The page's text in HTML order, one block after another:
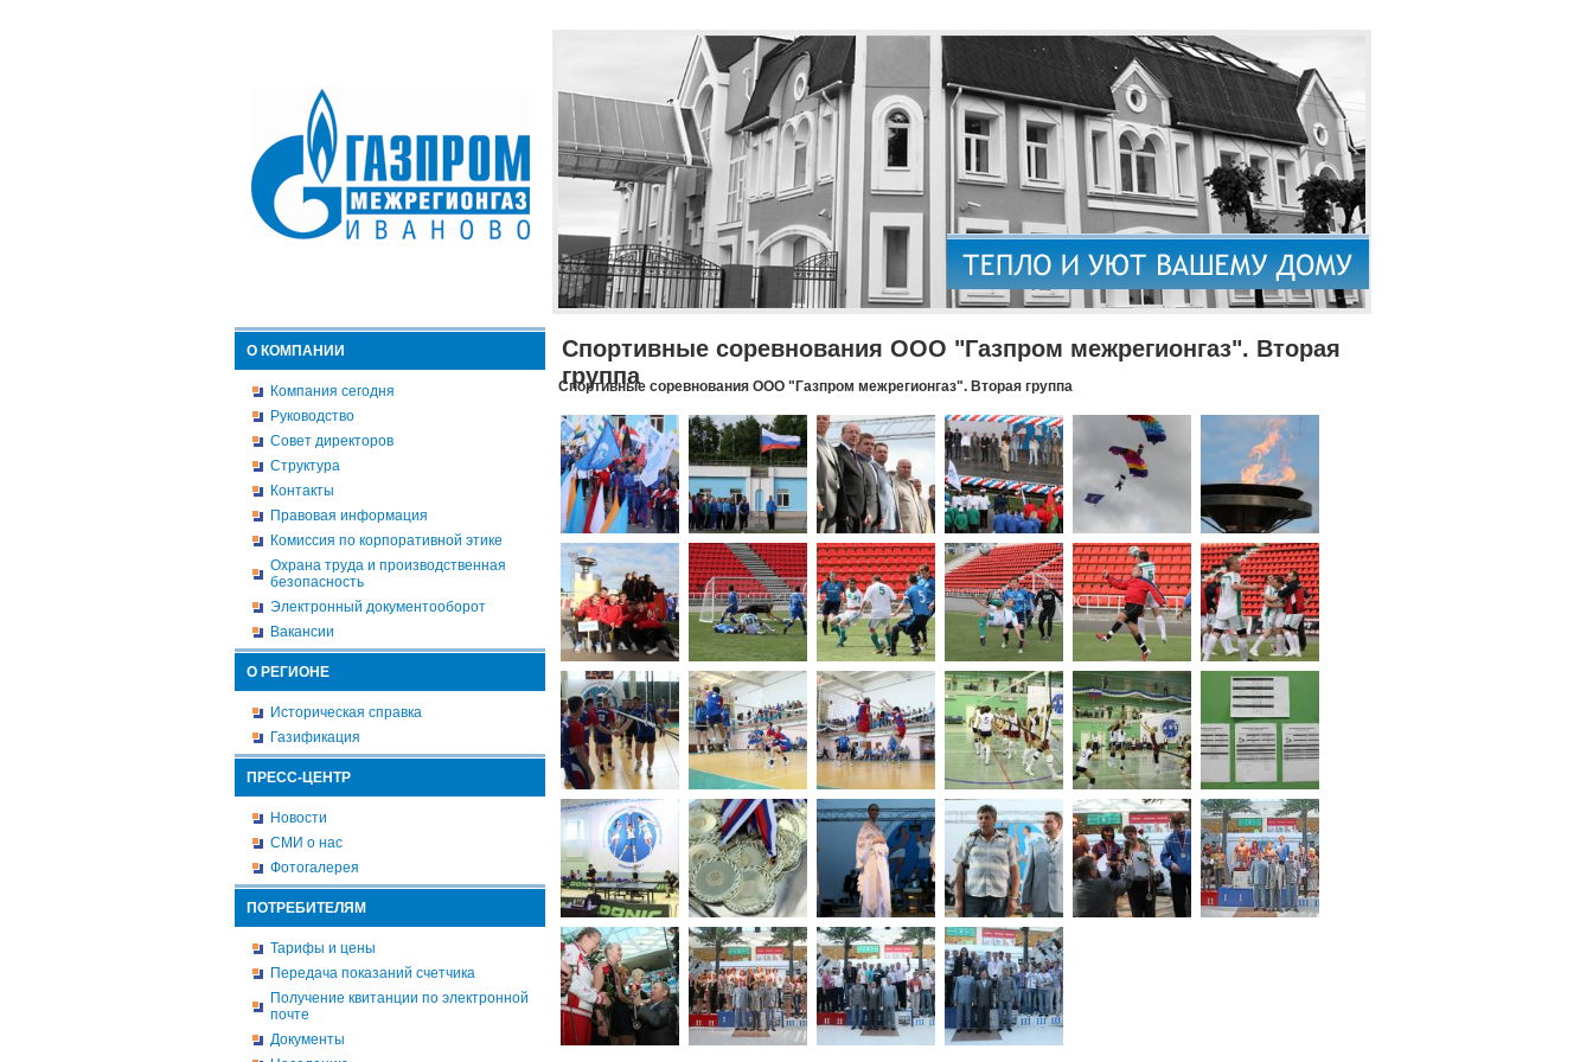
О КОМПАНИИ
Компания сегодня
Руководство
Совет директоров
Структура
Контакты
Правовая информация
Комиссия по корпоративной этике
Охрана труда и производственная
безопасность
Электронный документооборот
Вакансии
О РЕГИОНЕ
Историческая справка
Газификация
ПРЕСС-ЦЕНТР
Новости
СМИ о нас
Фотогалерея
ПОТРЕБИТЕЛЯМ
Тарифы и цены
Передача показаний счетчика
Получение квитанции по электронной
почте
Документы
Спортивные соревнования ООО "Газпром межрегионгаз". Вторая
группа
Спортивные соревнования ООО "Газпром межрегионгаз". Вторая группа